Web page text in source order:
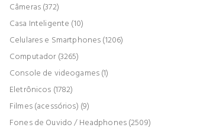
Câmeras (372)
Casa Inteligente (10)
Celulares e Smartphones (1206)
Computador (3265)
Console de videogames (1)
Eletrônicos (1782)
Filmes (acessórios) (9)
Fones de Ouvido / Headphones (2509)